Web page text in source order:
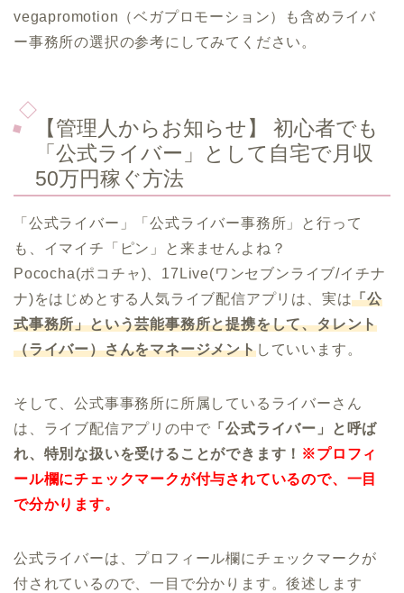
vegapromotion（ベガプロモーション）も含めライバ
ー事務所の選択の参考にしてみてください。
【管理人からお知らせ】 初心者でも
「公式ライバー」として自宅で月収
50万円稼ぐ方法
「公式ライバー」「公式ライバー事務所」と行って
も、イマイチ「ピン」と来ませんよね？
Pococha(ポコチャ)、17Live(ワンセブンライブ/イチナ
ナ)をはじめとする人気ライブ配信アプリは、実は「公
式事務所」という芸能事務所と提携をして、タレント
（ライバー）さんをマネージメントしていいます。
そして、公式事事務所に所属しているライバーさん
は、ライブ配信アプリの中で 「公式ライバー」と呼ば
れ、特別な扱いを受けることができます！ ※プロフィ
ール欄にチェックマークが付与されているので、一目
で分かります。
公式ライバーは、プロフィール欄にチェックマークが
付されているので、一目で分かります。後述します